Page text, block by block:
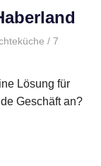
/ 7
Lösung für
Geschäft an?